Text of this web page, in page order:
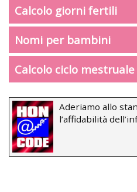
Calcolo giorni fertili
Nomi per bambini
Calcolo ciclo mestruale
Aderiamo allo
l’affidabilità